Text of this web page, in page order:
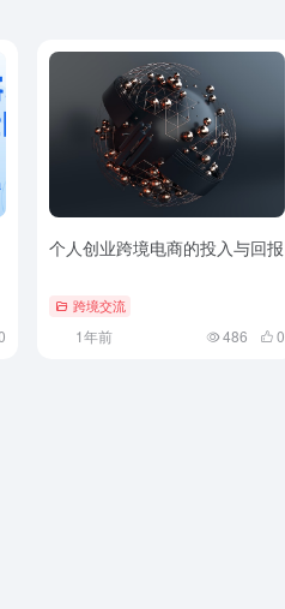
个人创业跨境电商的投入与回报
跨境交流
1年前 486 0